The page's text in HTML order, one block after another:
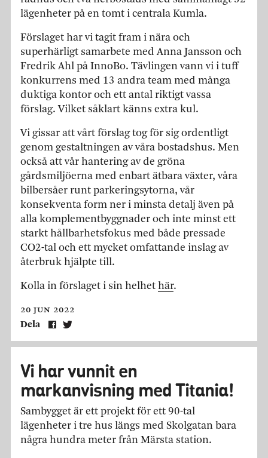
lägenheter på en tomt i centrala Kumla.
Förslaget har vi tagit fram i nära och
superhärligt samarbete med Anna Jansson och
Fredrik Ahl på InnoBo. Tävlingen vann vi i tuff
konkurrens med 13 andra team med många
duktiga kontor och ett antal riktigt vassa
förslag. Vilket såklart känns extra kul.
Vi gissar att vårt förslag tog för sig ordentligt
genom gestaltningen av våra bostadshus. Men
också att vår hantering av de gröna
gårdsmiljöerna med enbart ätbara växter, våra
bilbersåer runt parkeringsytorna, vår
konsekventa form ner i minsta detalj även på
alla komplementbyggnader och inte minst ett
starkt hållbarhetsfokus med både pressade
CO2-tal och ett mycket omfattande inslag av
återbruk hjälpte till.
Kolla in förslaget i sin helhet här.
20 jun 2022
Dela
Vi har vunnit en
markanvisning med Titania!
Sambygget är ett projekt för ett 90-tal
lägenheter i tre hus längs med Skolgatan bara
några hundra meter från Märsta station.